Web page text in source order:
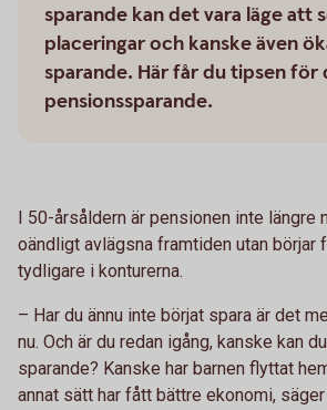
sparande kan det vara läge att
placeringar och kanske även
sparande. Här får du tipsen för
pensionssparande.
I 50-årsåldern är pensionen inte längre
oändligt avlägsna framtiden utan börjar
tydligare i konturerna.
– Har du ännu inte börjat spara är det
nu. Och är du redan igång, kanske kan
sparande? Kanske har barnen flyttat
annat sätt har fått bättre ekonomi,